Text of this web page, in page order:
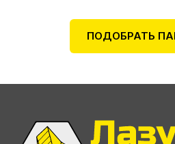
ПОДОБРАТЬ